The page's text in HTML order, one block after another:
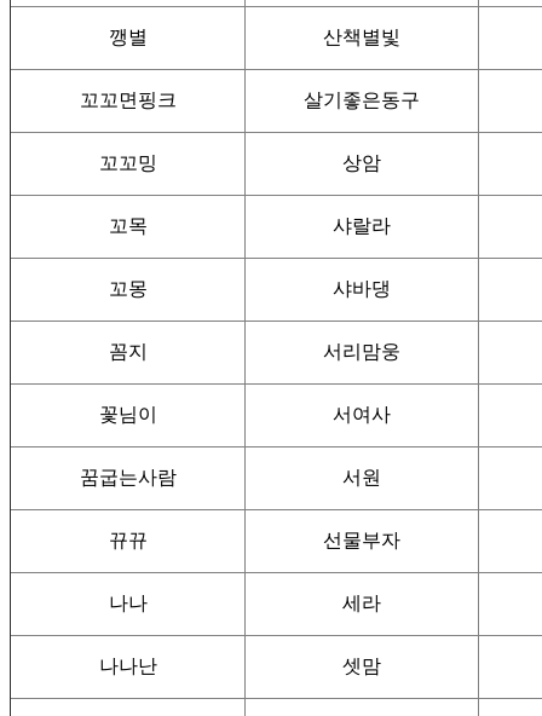
깽별 산책별빛
꼬꼬면핑크 살기좋은동구
꼬꼬밍 상암
꼬목 샤랄라
꼬몽 샤바댕
꼼지 서리맘웅
꽃님이 서여사
꿈굽는사람 서원
뀨뀨 선물부자
나나 세라
나나난 셋맘